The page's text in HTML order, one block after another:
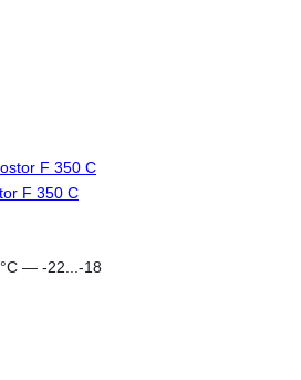
F 350 C
— -22...-18